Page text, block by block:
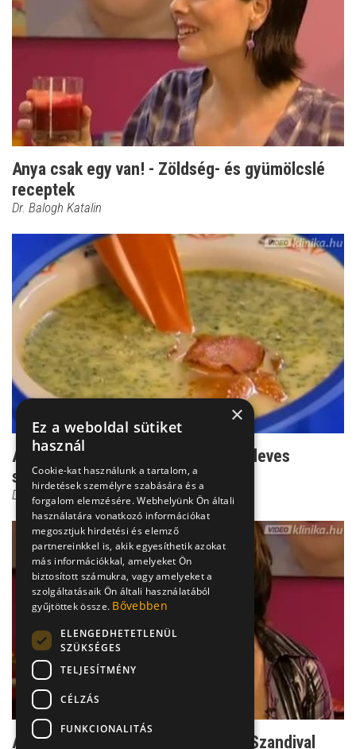
Anya csak egy van! - Zöldség- és gyümölcslé
receptek
Dr. Balogh Katalin
Anya csak egy van! - Brokkoli krémleves
sárgarépa chipsszel
Dr. Balogh Katalin
Anya csak egy van! - Répafőzelék Szandival
×
Ez a weboldal sütiket
használ
Cookie-kat használunk a tartalom, a
hirdetések személyre szabására és a
forgalom elemzésére. Webhelyünk Ön általi
használatára vonatkozó információkat
megosztjuk hirdetési és elemző
partnereinkkel is, akik egyesíthetik azokat
más információkkal, amelyeket Ön
biztosított számukra, vagy amelyeket a
szolgáltatásaik Ön általi használatából
gyűjtöttek össze. Bővebben
ELENGEDHETETLENÜL
SZÜKSÉGES
TELJESÍTMÉNY
CÉLZÁS
FUNKCIONALITÁS